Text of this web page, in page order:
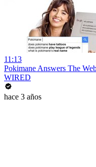
11:13
Pokimane Answers The
WIRED
hace 3 años